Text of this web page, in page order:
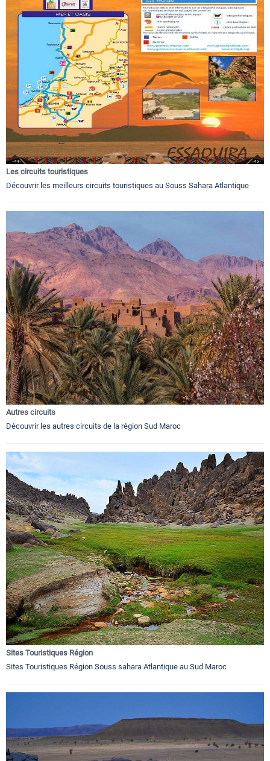
Les circuits touristiques
Découvrir les meilleurs circuits touristiques au Souss Sahara Atlantique
Autres circuits
Découvrir les autres circuits de la région Sud Maroc
Sites Touristiques Région
Sites Touristiques Région Souss sahara Atlantique au Sud Maroc